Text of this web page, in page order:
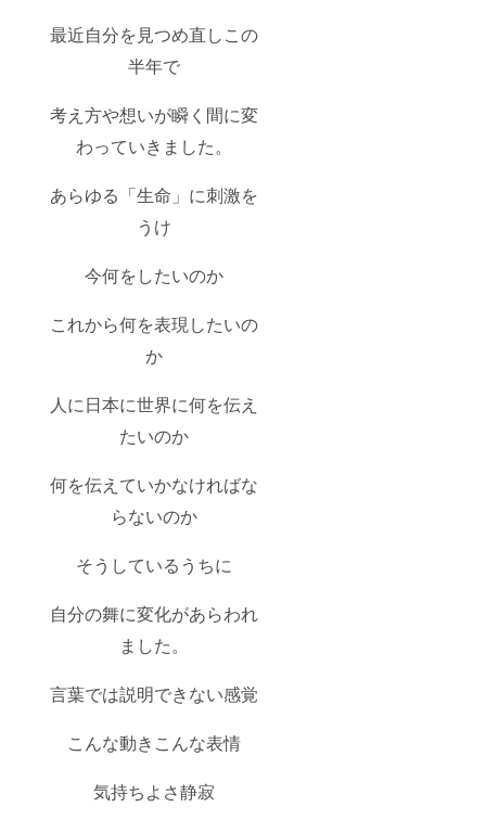
最近自分を見つめ直しこの
半年で
考え方や想いが瞬く間に変
わっていきました。
あらゆる「生命」に刺激を
うけ
今何をしたいのか
これから何を表現したいの
か
人に日本に世界に何を伝え
たいのか
何を伝えていかなければな
らないのか
そうしているうちに
自分の舞に変化があらわれ
ました。
言葉では説明できない感覚
こんな動きこんな表情
気持ちよさ静寂